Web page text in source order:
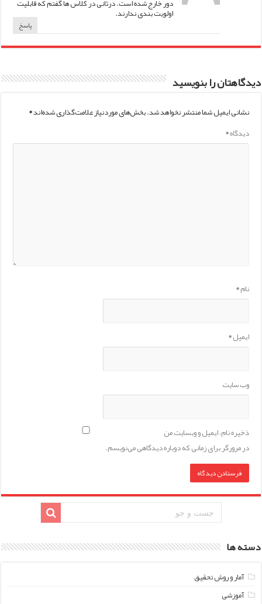
دور خارج شده است. درثانی در کلاس ها گفتم که قابلیت
اولویت بندی ندارند.
پاسخ
دیدگاهتان را بنویسید
نشانی ایمیل شما منتشر نخواهد شد.بخش‌های موردنیاز علامت‌گذاری شده‌اند*
دیدگاه*
نام*
ایمیل*
وب‌ سایت
ذخیره نام، ایمیل و وبسایت من
در مرورگر برای زمانی که دوباره دیدگاهی می‌نویسم.
دسته ها
آمار و روش تحقیق
آموزشی